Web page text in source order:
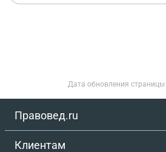
Дата обновления страницы
Правовед.ru
Клиентам